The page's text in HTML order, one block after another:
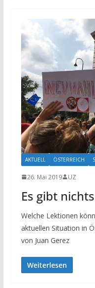
AKTUELL ÖSTERREICH
26. Mai 2019 UZ
Es gibt
Welche Lektionen
aktuellen Situation in
von Juan Gerez
Weiterlesen